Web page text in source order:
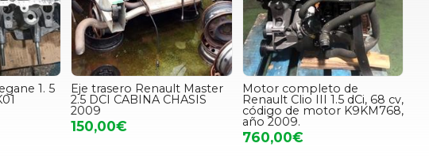
1. 5 Eje trasero Renault Master
2.5 DCI CABINA CHASIS
2009
150,00€
Motor completo de
Renault Clio III 1.5 dCi, 68 cv,
código de motor K9KM768,
año 2009.
760,00€